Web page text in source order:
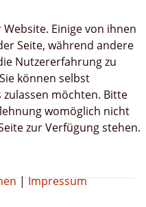
Einige von ihnen
Seite, während andere
Nutzererfahrung zu
können selbst
zulassen möchten. Bitte
womöglich nicht
zur Verfügung stehen.
| Impressum